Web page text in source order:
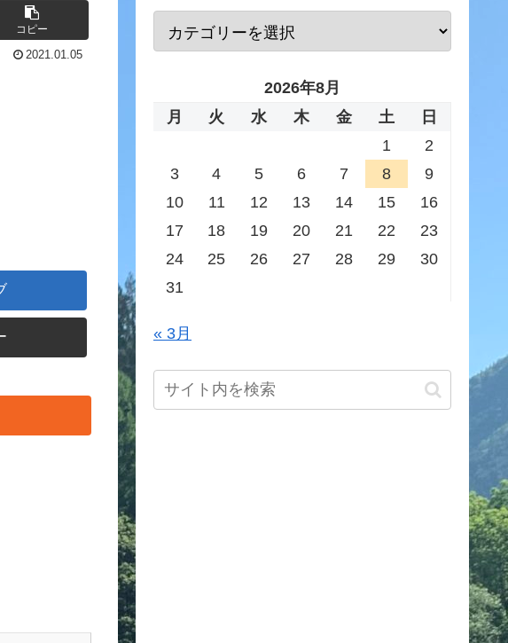
コピー
2021.01.05
2026年8月
月
火 水 木 金 土
日
1
2
3
4 5 6 7 8
9
10
11 12 13 14 15
16
17
18 19 20 21 22
23
24
25 26 27 28 29
30
31
« 3月